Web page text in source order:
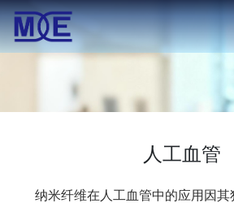
人工血管
纳米纤维在人工血管中的应用因其